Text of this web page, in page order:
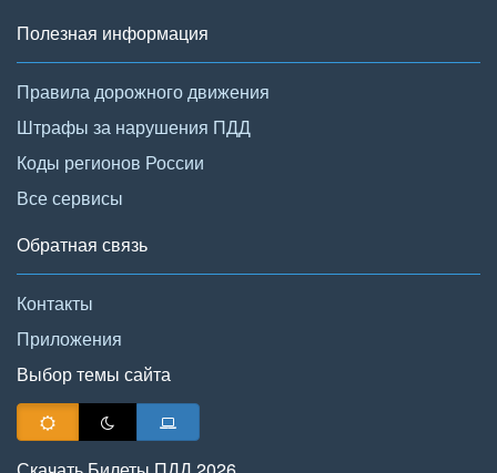
Полезная информация
Правила дорожного движения
Штрафы за нарушения ПДД
Коды регионов России
Все сервисы
Обратная связь
Контакты
Приложения
Выбор темы сайта